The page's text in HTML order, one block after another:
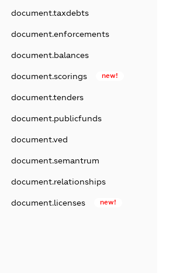
document.taxdebts
document.enforcements
document.balances
document.scorings new!
document.tenders
document.publicfunds
document.ved
document.semantrum
document.relationships
document.licenses new!